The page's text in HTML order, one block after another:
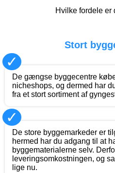
Hvilke fordele er
Stort
✓
De gængse byggecentre
nicheshops, og dermed har
fra et stort sortiment af
✓
De store byggemarkeder er
hermed har du adgang til at
byggematerialerne selv.
leveringsomkostningen, og
lige nu.